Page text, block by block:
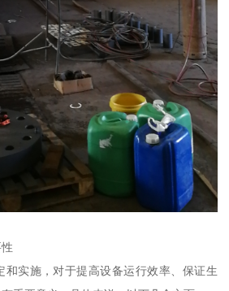
和实施，对于提高设备运行效率、保证生